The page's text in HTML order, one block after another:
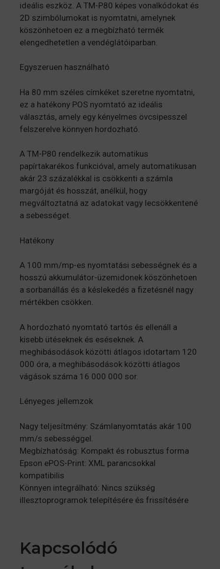
ideális eszköz. A TM-P80 képes vonalkódokat és
2D szimbólumokat is nyomtatni, amelynek
köszönhetoen ez a megbízható termék
elengedhetetlen a vendéglátóiparban.
Egyszeruen használható
Ha 80 mm széles címkéket szeretne nyomtatni,
ez a hatékony POS nyomtató az ideális
választás, amely egy kényelmes övcsipesszel
felszerelve könnyen hordozható.
A TM-P80 rendelkezik automatikus
papírtakarékos funkcióval, amely automatikusan
akár 23 százalékkal is csökkenti a számla
margóját és hosszát, anélkül, hogy
megváltoztatná az adatokat vagy lecsökkentené
a sebességet.
Hatékony
A 100 mm/mp-es nyomtatási sebességnek és a
hosszú akkumulátor-üzemidonek köszönhetoen
a sorbanállás és a késlekedés a fizetésnél nagy
mértékben csökken.
A hordozható nyomtató tartós és ellenáll a
kisebb ütéseknek és eséseknek. A
meghibásodások közötti átlagos idotartam 120
000 óra, a meghibásodások közötti átlagos
vágások száma 16 000 000 sor.
Lényeges jellemzok
Nagy teljesítmény: Számlanyomtatás akár 100
mm/s sebességgel.
Megbízhatóság: Kompakt és robusztus forma
Epson ePOS-Print: XML parancsokkal
kompatibilis
Könnyen integrálható: Nincs szükség
illesztoprogramok telepítésére és frissítésére
Kapcsolódó